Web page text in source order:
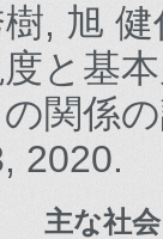
, 旭
と基
関係
2020.
主な社